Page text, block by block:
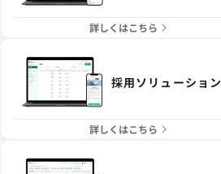
詳しくはこちら
採用ソリューション
詳しくはこちら